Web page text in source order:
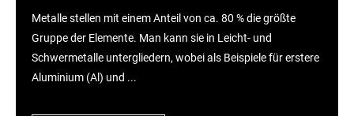
Metalle stellen mit einem Anteil von ca. 80 % die größte
Gruppe der Elemente. Man kann sie in Leicht- und
Schwermetalle untergliedern, wobei als Beispiele für erstere
Aluminium (Al) und ...